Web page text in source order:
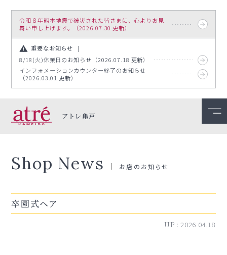
令和８年熊本地震で被災された皆さまに、心よりお見
舞い申し上げます。（2026.07.30 更新）
重要なお知らせ
8/18(火)休業日のお知らせ（2026.07.18 更新）
インフォメーションカウンター終了のお知らせ
（2026.03.01 更新）
アトレ亀戸
Shop News お店のお知らせ
卒園式ヘア
UP :2026.04.18